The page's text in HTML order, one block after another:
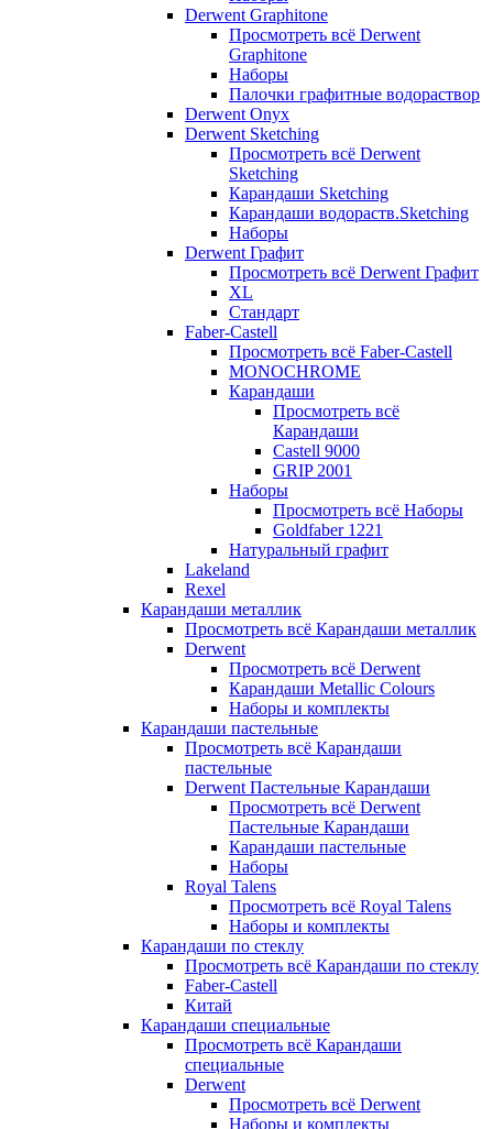
Derwent Graphitone
Просмотреть всё Derwent
Graphitone
Наборы
Палочки графитные водораствор
Derwent Onyx
Derwent Sketching
Просмотреть всё Derwent
Sketching
Карандаши Sketching
Карандаши водораств.Sketching
Наборы
Derwent Графит
Просмотреть всё Derwent Графит
XL
Стандарт
Faber-Castell
Просмотреть всё Faber-Castell
MONOCHROME
Карандаши
Просмотреть всё
Карандаши
Castell 9000
GRIP 2001
Наборы
Просмотреть всё Наборы
Goldfaber 1221
Натуральный графит
Lakeland
Rexel
Карандаши металлик
Просмотреть всё Карандаши металлик
Derwent
Просмотреть всё Derwent
Карандаши Metallic Colours
Наборы и комплекты
Карандаши пастельные
Просмотреть всё Карандаши
пастельные
Derwent Пастельные Карандаши
Просмотреть всё Derwent
Пастельные Карандаши
Карандаши пастельные
Наборы
Royal Talens
Просмотреть всё Royal Talens
Наборы и комплекты
Карандаши по стеклу
Просмотреть всё Карандаши по стеклу
Faber-Castell
Китай
Карандаши специальные
Просмотреть всё Карандаши
специальные
Derwent
Просмотреть всё Derwent
Наборы и комплекты